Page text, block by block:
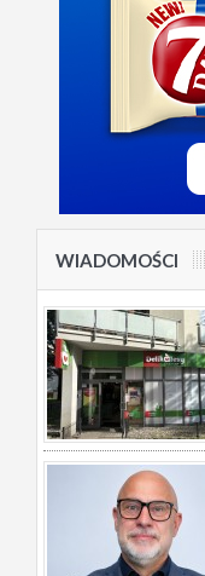
WIADOMOŚCI